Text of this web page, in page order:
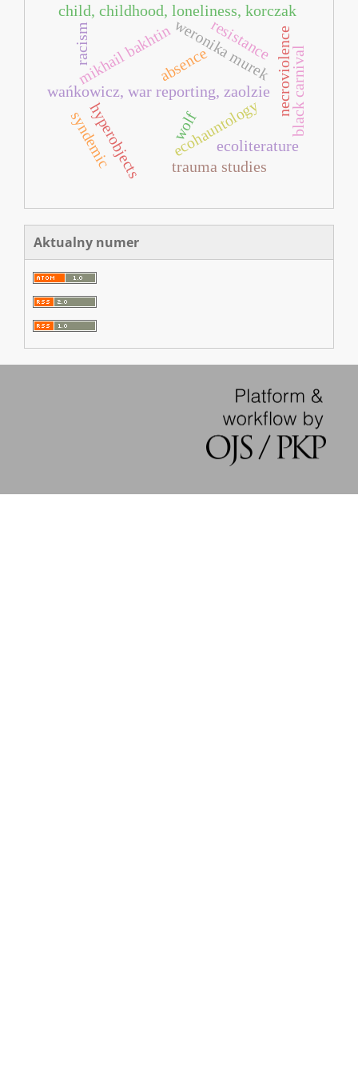
wańkowicz, war reporting, zaolzie
hyperobjects ecohauntology
necroviolence
mikhail bakhtin black carnival
weronika murek
absence
trauma studies
ecoliterature
child, childhood, loneliness, korczak
resistance
wolf
racism
syndemic
Aktualny numer